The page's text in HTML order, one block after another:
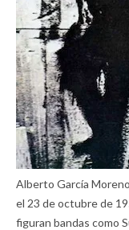
Alberto García
el 23 de octubre de
figuran bandas como